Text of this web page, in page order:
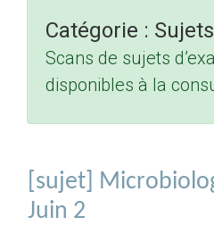
Catégorie :
Scans de sujets
disponibles à la
[sujet]
Juin 2